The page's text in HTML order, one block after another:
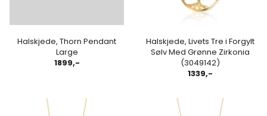
Halskjede, Thorn Pendant
Large
1899,-
Halskjede, Livets Tre i Forgylt
Sølv Med Grønne Zirkonia
(3049142)
1339,-